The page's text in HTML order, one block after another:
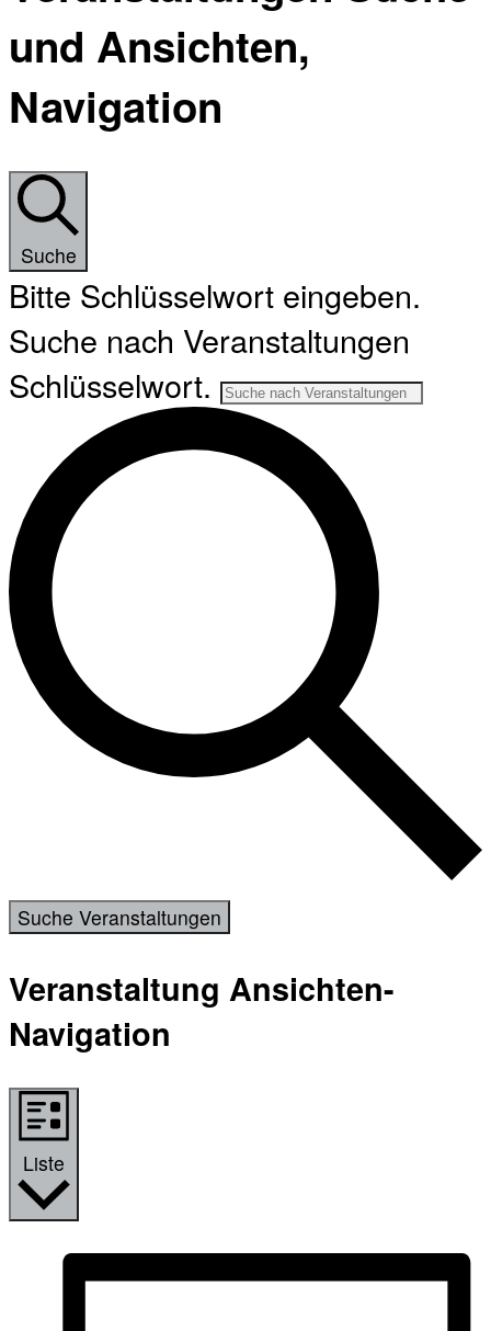
und Ansichten,
Navigation
Suche
Bitte Schlüsselwort eingeben.
Suche nach Veranstaltungen
Schlüsselwort.
Suche Veranstaltungen
Veranstaltung Ansichten-
Navigation
Liste